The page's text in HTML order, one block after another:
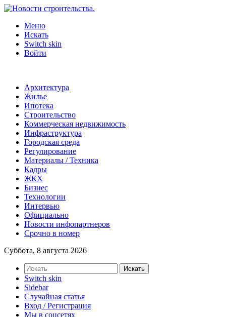
Меню
Искать
Switch skin
Войти
Архитектура
Жилье
Ипотека
Строительство
Коммерческая недвижимость
Инфраструктура
Городская среда
Регулирование
Материалы / Техника
Кадры
ЖКХ
Бизнес
Технологии
Интервью
Официально
Новости инфопартнеров
Срочно в номер
Суббота, 8 августа 2026
Искать
Switch skin
Sidebar
Случайная статья
Вход / Регистрация
Мы в соцсетях